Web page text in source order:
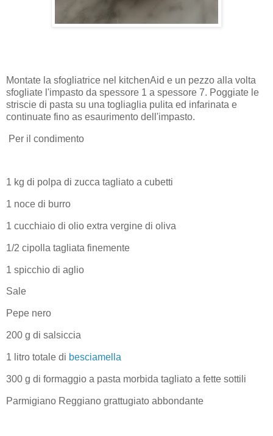
Montate la sfogliatrice nel kitchenAid e un pezzo alla volta
sfogliate l'impasto da spessore 1 a spessore 7. Poggiate le
striscie di pasta su una togliaglia pulita ed infarinata e
continuate fino as esaurimento dell'impasto.
Per il condimento
1 kg di polpa di zucca tagliato a cubetti
1 noce di burro
1 cucchiaio di olio extra vergine di oliva
1/2 cipolla tagliata finemente
1 spicchio di aglio
Sale
Pepe nero
200 g di salsiccia
1 litro totale di besciamella
300 g di formaggio a pasta morbida tagliato a fette sottili
Parmigiano Reggiano grattugiato abbondante